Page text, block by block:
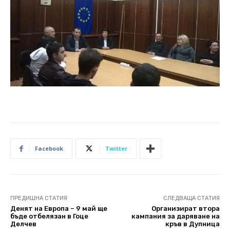
Facebook Twitter
ПРЕДИШНА СТАТИЯ
Денят на Европа – 9 май ще
бъде отбелязан в Гоце
Делчев
СЛЕДВАЩА СТАТИЯ
Организират втора
кампания за даряване на
кръв в Дупница